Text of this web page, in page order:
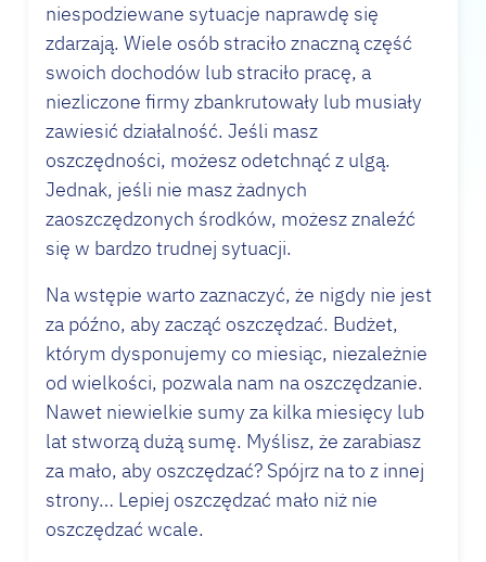
niespodziewane sytuacje naprawdę się
zdarzają. Wiele osób straciło znaczną część
swoich dochodów lub straciło pracę, a
niezliczone firmy zbankrutowały lub musiały
zawiesić działalność. Jeśli masz
oszczędności, możesz odetchnąć z ulgą.
Jednak, jeśli nie masz żadnych
zaoszczędzonych środków, możesz znaleźć
się w bardzo trudnej sytuacji.
Na wstępie warto zaznaczyć, że nigdy nie jest
za późno, aby zacząć oszczędzać. Budżet,
którym dysponujemy co miesiąc, niezależnie
od wielkości, pozwala nam na oszczędzanie.
Nawet niewielkie sumy za kilka miesięcy lub
lat stworzą dużą sumę. Myślisz, że zarabiasz
za mało, aby oszczędzać? Spójrz na to z innej
strony… Lepiej oszczędzać mało niż nie
oszczędzać wcale.